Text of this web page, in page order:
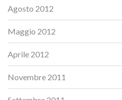
Agosto 2012
Maggio 2012
Aprile 2012
Novembre 2011